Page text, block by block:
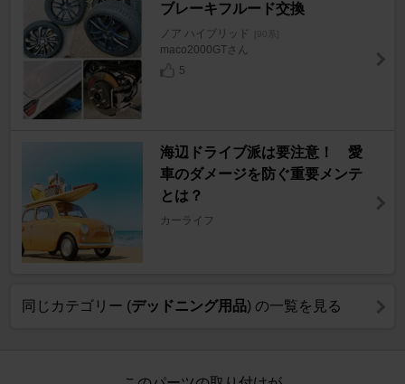
ブレーキフルード交換
ノア ハイブリッド [90系]
maco2000GTさん
5
海辺ドライブ派は要注意！ 愛
車のダメージを防ぐ重要メンテ
とは？
カーライフ
同じカテゴリー (デッドニング用品) の一覧を見る